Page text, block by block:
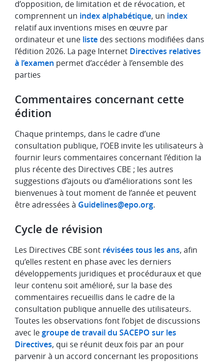
d’opposition, de limitation et de révocation, et
comprennent un index alphabétique, un index
relatif aux inventions mises en œuvre par
ordinateur et une liste des sections modifiées dans
l’édition 2026. La page Internet Directives relatives
à l’examen permet d’accéder à l’ensemble des
parties
Commentaires concernant cette
édition
Chaque printemps, dans le cadre d’une
consultation publique, l’OEB invite les utilisateurs à
fournir leurs commentaires concernant l’édition la
plus récente des Directives CBE ; les autres
suggestions d’ajouts ou d’améliorations sont les
bienvenues à tout moment de l’année et peuvent
être adressées à Guidelines@epo.org.
Cycle de révision
Les Directives CBE sont révisées tous les ans, afin
qu’elles restent en phase avec les derniers
développements juridiques et procéduraux et que
leur contenu soit amélioré, sur la base des
commentaires recueillis dans le cadre de la
consultation publique annuelle des utilisateurs.
Toutes les observations font l’objet de discussions
avec legroupe de travail du SACEPO sur les
Directives, qui se réunit deux fois par an pour
parvenir à un accord concernant les propositions